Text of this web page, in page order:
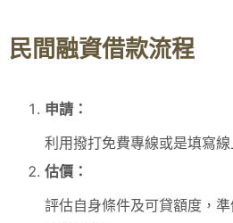
民間融資借款流程
申請：
利用撥打免費專線或是填寫線
估價：
評估自身條件及可貸額度，